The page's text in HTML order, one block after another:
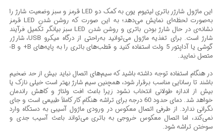
این ماژول شارژر باتری لیتیوم یون به کمک دو LED قرمز و سبز وضعیت شارژ را
به‌صورت لحظه‌ای نمایش می‌دهد؛ به این صورت که روشن شدن LED قرمز
نشانه‌ی در حال شارژ بودن باتری و روشن شدن LED سبز بیانگر تکمیل فرآیند
شارژ است. برای تغذیه ماژول می‌توانید به‌راحتی از درگاه میکرو USB، شارژر
گوشی یا آداپتور 5 ولت استفاده کنید و قطب‌های باتری را به پایه‌های B+ و B-
متصل نمایید.
در هنگام استفاده توجه داشته باشید که سیم‌های اتصال نباید بیش از حد ضخیم
باشند تا رسانایی مناسب برقرار شود، همچنین سیم شارژ بهتر است خیلی نازک یا
بیش از اندازه طولانی انتخاب نشود زیرا باعث افت ولتاژ و کاهش راندمان
خواهد شد. دمای حدود 60 درجه برای تراشه هنگام کار کاملاً طبیعی است و جای
نگرانی ندارد. از طرفی اتصال معکوس در ورودی ماژول آسیبی به دستگاه وارد
نمی‌کند، اما اتصال معکوس خروجی به باتری می‌تواند باعث آسیب جدی و
سوختن تراشه شود.